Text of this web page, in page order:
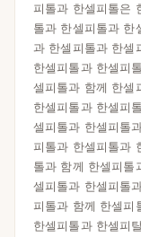
피톨과 한셀피톨은
톨과 한셀피톨과 한
과 한셀피톨과 한셀
한셀피톨과 한셀피
셀피톨과 함께 한셀
한셀피톨과 한셀피
셀피톨과 한셀피톨
피톨과 한셀피톨과
톨과 함께 한셀피톨
셀피톨과 한셀피톨
피톨과 함께 한셀피
한셀피톨과 한셀피